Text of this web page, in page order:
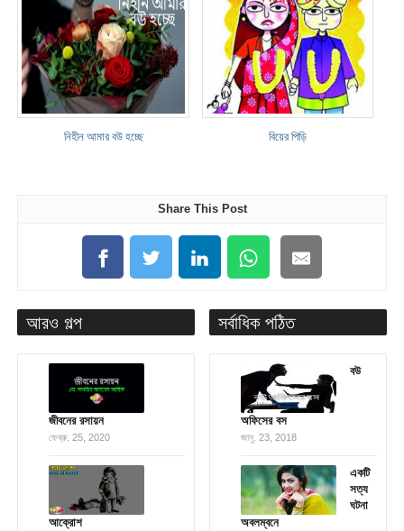
নিহীন আমার বউ হচ্ছে বিয়ের পিড়ি
Share This Post
আরও গল্প
জীবনের রসায়ন
ফেব্রু. 25, 2020
আক্রোশ
সর্বাধিক পঠিত
বউ
অফিসের বস
জানু. 23, 2018
একটি
সত্য
ঘটনা
অবলম্বনে